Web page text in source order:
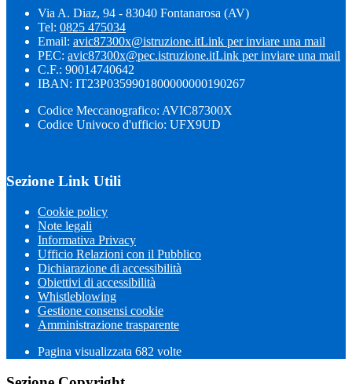
Via A. Diaz, 94 - 83040 Fontanarosa (AV)
Tel: 0825 475034
Email: avic87300x@istruzione.itLink per inviare una mail
PEC: avic87300x@pec.istruzione.itLink per inviare una mail
C.F.: 90014740642
IBAN: IT23P0359901800000000190267
Codice Meccanografico: AVIC87300X
Codice Univoco d'ufficio: UFX9UD
Sezione Link Utili
Cookie policy
Note legali
Informativa Privacy
Ufficio Relazioni con il Pubblico
Dichiarazione di accessibilità
Obiettivi di accessibilità
Whistleblowing
Gestione consensi cookie
Amministrazione trasparente
Pagina visualizzata 682 volte